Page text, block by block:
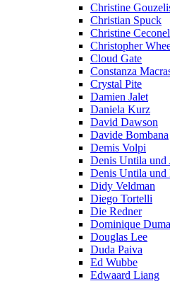
Christine
Christian Spuck
Christine
Christopher
Cloud Gate
Constanza
Crystal Pite
Damien Jalet
Daniela Kurz
David Dawson
Davide Bombana
Demis Volpi
Denis Untila und
Denis Untila und
Didy Veldman
Diego Tortelli
Die Redner
Dominique
Douglas Lee
Duda Paiva
Ed Wubbe
Edwaard Liang